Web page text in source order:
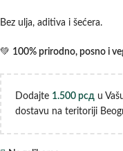
Bez ulja, aditiva i šećera.
💚 100% prirodno, posno i
Dodajte 1.500 рсд u
dostavu na teritoriji